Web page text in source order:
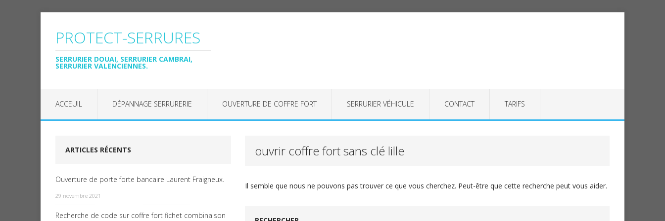
PROTECT-SERRURES
SERRURIER DOUAI, SERRURIER CAMBRAI,
SERRURIER VALENCIENNES.
ACCEUIL DÉPANNAGE SERRURERIE OUVERTURE DE COFFRE FORT SERRURIER VÉHICULE CONTACT TARIFS
ouvrir coffre fort sans clé lille
Il semble que nous ne pouvons pas trouver ce que vous cherchez. Peut-être que cette recherche peut vous aider.
ARTICLES RÉCENTS
Ouverture de porte forte bancaire Laurent Fraigneux.
29 novembre 2021
Recherche de code sur coffre fort fichet combinaison